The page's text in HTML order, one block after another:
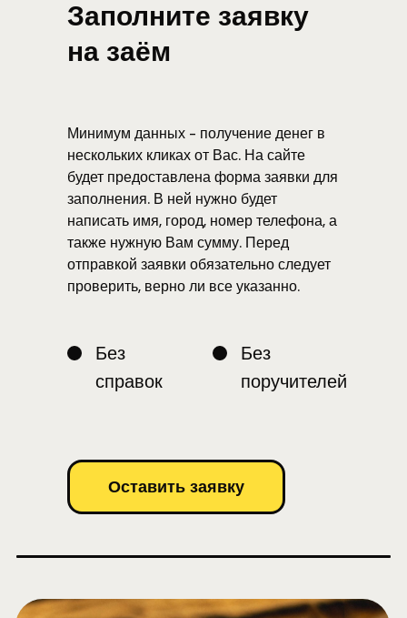
Минимум данных - получение денег в
нескольких кликах от Вас. На сайте
будет предоставлена форма заявки для
заполнения. В ней нужно будет
написать имя, город, номер телефона, а
также нужную Вам сумму. Перед
отправкой заявки обязательно следует
проверить, верно ли все указанно.
Заполните заявку
на заём
Оставить заявку
Без
справок
Без
поручителей